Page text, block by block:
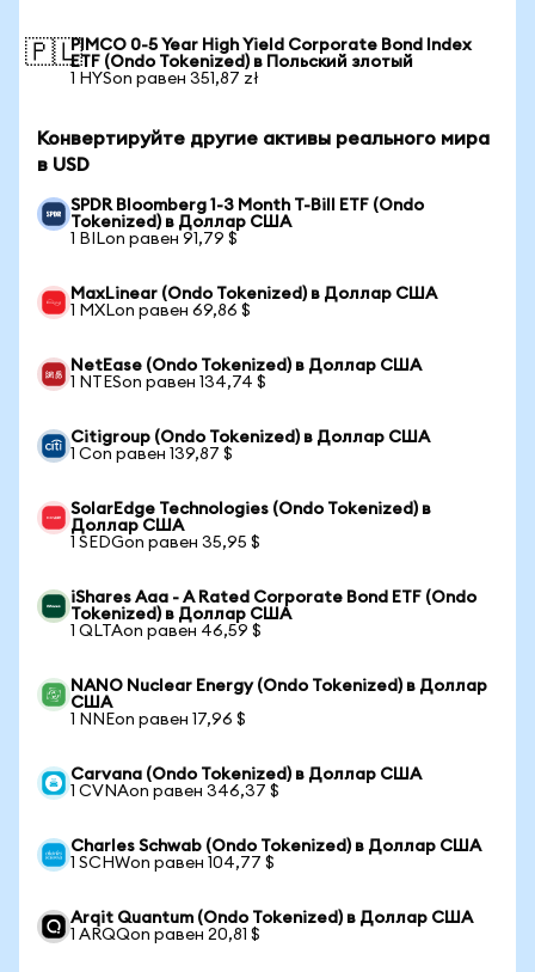
🇵🇱PIMCO 0-5 Year High Yield Corporate Bond Index
ETF (Ondo Tokenized) в Польский злотый
1 HYSon равен 351,87 zł
Конвертируйте другие активы реального мира
в USD
SPDR Bloomberg 1-3 Month T-Bill ETF (Ondo
Tokenized) в Доллар США
1 BILon равен 91,79 $
MaxLinear (Ondo Tokenized) в Доллар США
1 MXLon равен 69,86 $
NetEase (Ondo Tokenized) в Доллар США
1 NTESon равен 134,74 $
Citigroup (Ondo Tokenized) в Доллар США
1 Con равен 139,87 $
SolarEdge Technologies (Ondo Tokenized) в
Доллар США
1 SEDGon равен 35,95 $
iShares Aaa - A Rated Corporate Bond ETF (Ondo
Tokenized) в Доллар США
1 QLTAon равен 46,59 $
NANO Nuclear Energy (Ondo Tokenized) в Доллар
США
1 NNEon равен 17,96 $
Carvana (Ondo Tokenized) в Доллар США
1 CVNAon равен 346,37 $
Charles Schwab (Ondo Tokenized) в Доллар США
1 SCHWon равен 104,77 $
Arqit Quantum (Ondo Tokenized) в Доллар США
1 ARQQon равен 20,81 $